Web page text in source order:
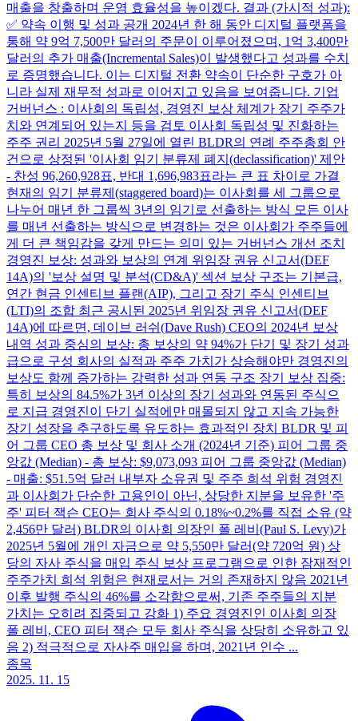
매출을 창출하며 운영 효율성을 높이겠다. 결과 (가시적 성과):
✅ 약속 이행 및 성과 공개 2024년 한 해 동안 디지털 플랫폼을
통해 약 9억 7,500만 달러의 주문이 이루어졌으며, 1억 3,400만
달러의 추가 매출(Incremental Sales)이 발생했다고 성과를 수치
로 증명했습니다. 이는 디지털 전환 약속이 단순한 구호가 아
니라 실제 재무적 성과로 이어지고 있음을 보여줍니다. 기업
거버넌스 : 이사회의 독립성, 경영진 보상 체계가 장기 주주가
치와 연계되어 있는지 등을 검토 이사회 독립성 및 진화하는
주주 권리 2025년 5월 27일에 열린 BLDR의 연례 주주총회 안
건으로 상정된 '이사회 임기 분류제 폐지(declassification)' 제안
- 찬성 96,260,928표, 반대 1,696,983표라는 큰 표 차이로 가결
현재의 임기 분류제(staggered board)는 이사회를 세 그룹으로
나누어 매년 한 그룹씩 3년의 임기로 선출하는 방식 모든 이사
를 매년 선출하는 방식으로 변경하는 것은 이사회가 주주들에
게 더 큰 책임감을 갖게 만드는 의미 있는 거버넌스 개선 조치
경영진 보상: 성과와 보상의 연계 위임장 권유 신고서(DEF
14A)의 '보상 설명 및 분석(CD&A)' 섹션 보상 구조는 기본급,
연간 현금 인센티브 플랜(AIP), 그리고 장기 주식 인센티브
(LTI)의 조합 최근 공시된 2025년 위임장 권유 신고서(DEF
14A)에 따르면, 데이브 러쉬(Dave Rush) CEO의 2024년 보상
내역 성과 중심의 보상: 총 보상의 약 94%가 단기 및 장기 성과
급으로 구성 회사의 실적과 주주 가치가 상승해야만 경영진의
보상도 함께 증가하는 강력한 성과 연동 구조 장기 보상 집중:
특히 보상의 84.5%가 3년 이상의 장기 성과와 연동된 주식으
로 지급 경영진이 단기 실적에만 매몰되지 않고 지속 가능한
장기 성장을 추구하도록 유도하는 효과적인 장치 BLDR 및 피
어 그룹 CEO 총 보상 및 회사 소개 (2024년 기준) 피어 그룹 중
앙값 (Median) - 총 보상: $9,073,093 피어 그룹 중앙값 (Median)
- 매출: $51.5억 달러 내부자 소유권 및 주주 희석 위험 경영진
과 이사회가 단순한 고용인이 아닌, 상당한 지분을 보유한 '주
주' 피터 잭슨 CEO는 회사 주식의 0.18%~0.2%를 직접 소유 (약
2,456만 달러) BLDR의 이사회 의장인 폴 레비(Paul S. Levy)가
2025년 5월에 개인 자금으로 약 5,550만 달러(약 720억 원) 상
당의 자사 주식을 매입 주식 보상 프로그램으로 인한 잠재적인
주주가치 희석 위험은 현재로서는 거의 존재하지 않음 2021년
이후 발행 주식의 46%를 소각함으로써, 기존 주주들의 지분
가치는 오히려 집중되고 강화 1) 주요 경영진인 이사회 의장
폴 레비, CEO 피터 잭슨 모두 회사 주식을 상당히 소유하고 있
음 2) 적극적으로 자사주 매입을 하며, 2021년 인수 ...
종목
2025. 11. 15